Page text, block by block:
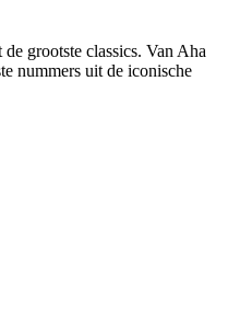
grootste classics. Van Aha
nummers uit de iconische